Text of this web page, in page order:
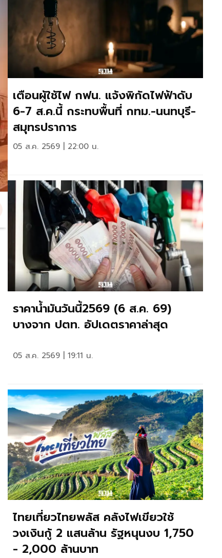
เตือนผู้ใช้ไฟ กฟน. แจ้งพิกัดไฟฟ้าดับ
6-7 ส.ค.นี้ กระทบพื้นที่ กทม.-นนทบุรี-
สมุทรปราการ
05 ส.ค. 2569 | 22:00 น.
ราคาน้ำมันวันนี้2569 (6 ส.ค. 69)
บางจาก ปตท. อัปเดตราคาล่าสุด
05 ส.ค. 2569 | 19:11 น.
ไทยเที่ยวไทยพลัส คลังไฟเขียวใช้
วงเงินกู้ 2 แสนล้าน รัฐหนุนงบ 1,750
- 2,000 ล้านบาท